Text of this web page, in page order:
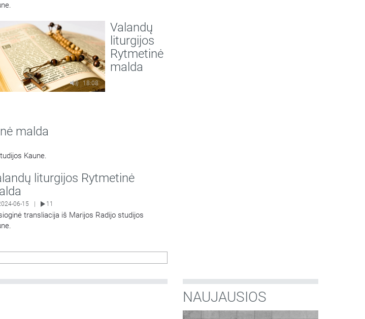
18:08
Valandų
liturgijos
Rytmetinė
malda
malda
Kaune.
liturgijos Rytmetinė
06-15 11
transliacija iš Marijos Radijo studijos
NAUJAUSIOS